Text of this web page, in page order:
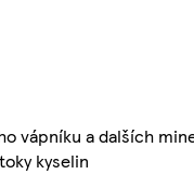
vápníku a dalších
kyselin